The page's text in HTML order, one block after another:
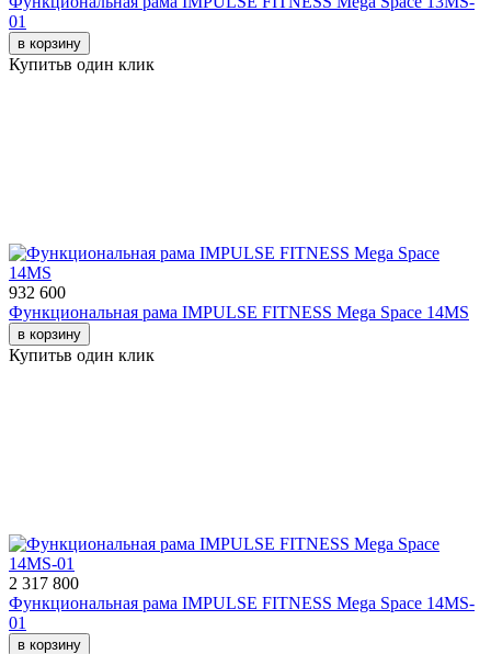
01
в корзину
Купитьв один клик
932 600
Функциональная рама IMPULSE FITNESS Mega Space 14MS
в корзину
Купитьв один клик
2 317 800
Функциональная рама IMPULSE FITNESS Mega Space 14MS-
01
в корзину